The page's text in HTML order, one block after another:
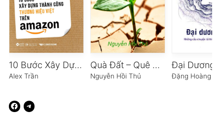
10 Bước Xây Dựng Thành Công Thương Hiệu Việt Trên Amazon
Alex Trần
Quà Đất – Quê Hương
Nguyễn Hồi Thủ Đặng Hoàng